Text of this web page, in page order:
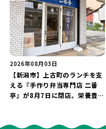
2026年08月03日
【新潟市】上古町のランチを支
える『手作り弁当専門店 二番
亭』が8月7日に閉店。栄養豊富